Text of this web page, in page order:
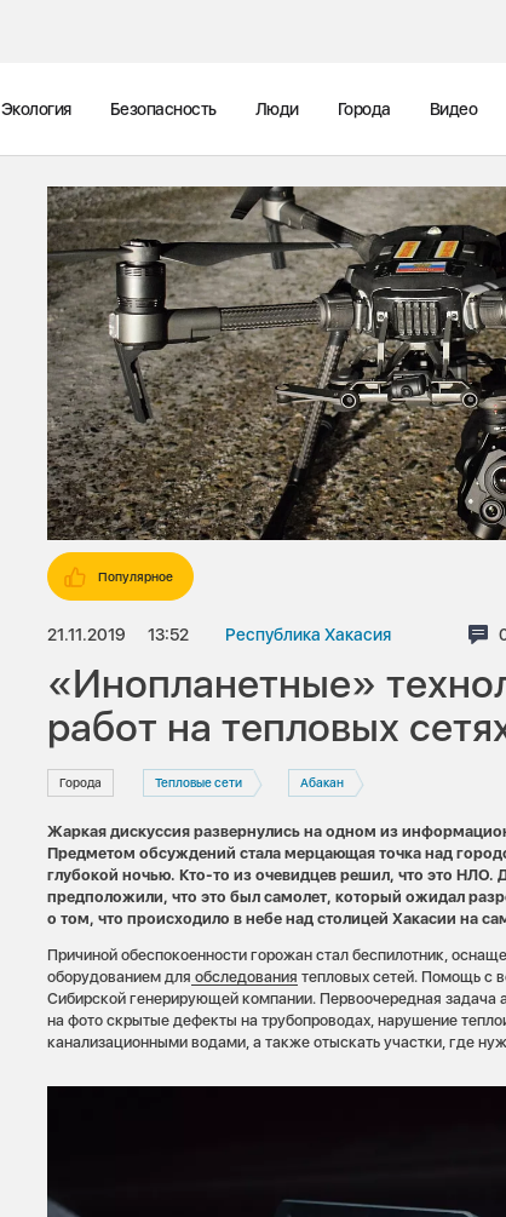
Экология Безопасность Люди Города Видео
Популярное
21.11.2019 13:52 Республика Хакасия
«Инопланетные»
работ на тепловых
Города Тепловые сети Абакан
Жаркая дискуссия развернулись на одном из
Предметом обсуждений стала мерцающая точка над
глубокой ночью. Кто-то из очевидцев решил, что это НЛО.
предположили, что это был самолет, который ожидал
о том, что происходило в небе над столицей Хакасии на
Причиной обеспокоенности горожан стал беспилотник,
оборудованием для обследования тепловых сетей. Помощь с
Сибирской генерирующей компании. Первоочередная задача
на фото скрытые дефекты на трубопроводах, нарушение
канализационными водами, а также отыскать участки, где